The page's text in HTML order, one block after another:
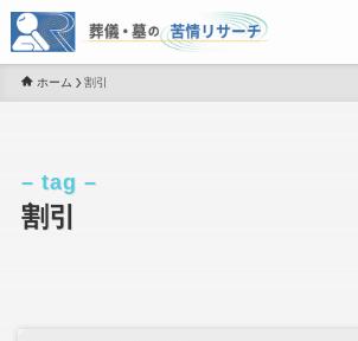
ホーム 割引
割引
– tag –